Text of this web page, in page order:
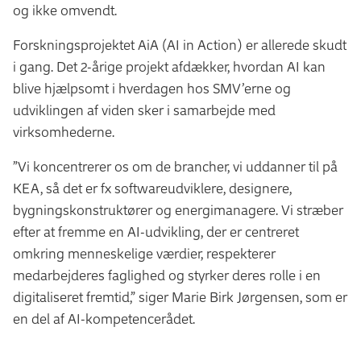
og ikke omvendt.
Forskningsprojektet AiA (AI in Action) er allerede skudt
i gang. Det 2-årige projekt afdækker, hvordan AI kan
blive hjælpsomt i hverdagen hos SMV’erne og
udviklingen af viden sker i samarbejde med
virksomhederne.
”Vi koncentrerer os om de brancher, vi uddanner til på
KEA, så det er fx softwareudviklere, designere,
bygningskonstruktører og energimanagere. Vi stræber
efter at fremme en AI-udvikling, der er centreret
omkring menneskelige værdier, respekterer
medarbejderes faglighed og styrker deres rolle i en
digitaliseret fremtid,” siger Marie Birk Jørgensen, som er
en del af AI-kompetencerådet.